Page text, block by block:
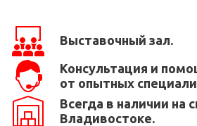
Выставочный зал.
Консультация и
от опытных
Всегда в наличии на
Владивостоке.